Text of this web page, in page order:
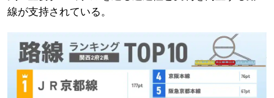
線が支持されている。